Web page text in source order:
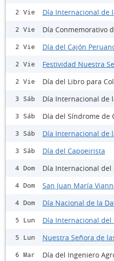
2 Vie Día Internacional de
2 Vie Día Conmemorativo
2 Vie Día del Cajón
2 Vie Festividad Nuestra
2 Vie Día del Libro para
3 Sáb Día Internacional de
3 Sáb Día del Síndrome de
3 Sáb Día Internacional de
3 Sáb Día del Capoeirista
4 Dom Día Internacional
4 Dom San Juan María
4 Dom Día Nacional de la
5 Lun Día Internacional del
5 Lun Nuestra Señora de
6 Mar Día del Ingeniero